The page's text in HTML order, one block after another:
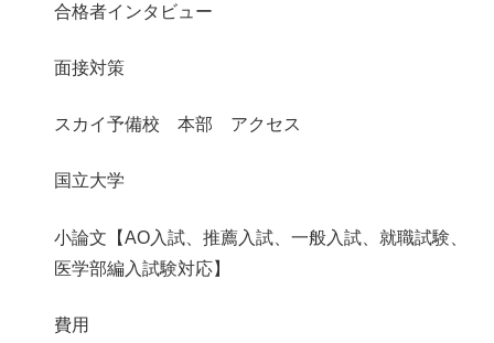
合格者インタビュー
面接対策
スカイ予備校 本部 アクセス
国立大学
小論文【AO入試、推薦入試、一般入試、就職試験、
医学部編入試験対応】
費用